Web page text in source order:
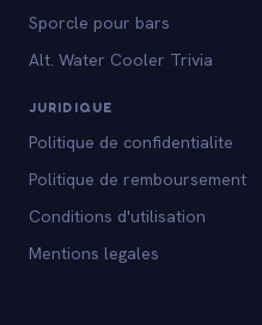
Sporcle pour bars
Alt. Water Cooler Trivia
JURIDIQUE
Politique de confidentialite
Politique de remboursement
Conditions d'utilisation
Mentions legales